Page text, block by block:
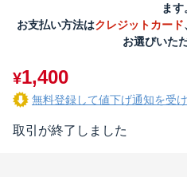
ます
お支払い方法はクレジットカード
お選びいた
¥1,400
無料登録して値下げ通知を受
取引が終了しました